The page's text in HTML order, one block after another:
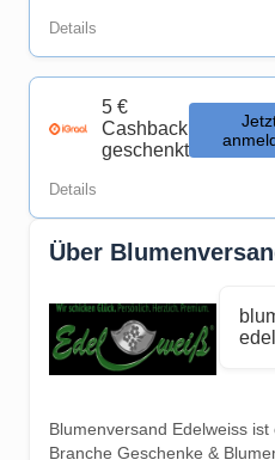
Details
5 €
Cashback
geschenkt
Details
Über
Blumenversand Edelweiss
Branche Geschenke &